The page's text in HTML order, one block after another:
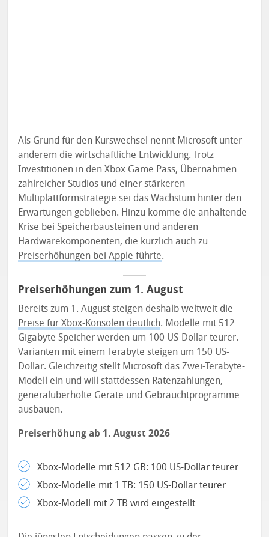
Als Grund für den Kurswechsel nennt Microsoft unter
anderem die wirtschaftliche Entwicklung. Trotz
Investitionen in den Xbox Game Pass, Übernahmen
zahlreicher Studios und einer stärkeren
Multiplattformstrategie sei das Wachstum hinter den
Erwartungen geblieben. Hinzu komme die anhaltende
Krise bei Speicherbausteinen und anderen
Hardwarekomponenten, die kürzlich auch zu
Preiserhöhungen bei Apple führte.
Preiserhöhungen zum 1. August
Bereits zum 1. August steigen deshalb weltweit die
Preise für Xbox-Konsolen deutlich. Modelle mit 512
Gigabyte Speicher werden um 100 US-Dollar teurer.
Varianten mit einem Terabyte steigen um 150 US-
Dollar. Gleichzeitig stellt Microsoft das Zwei-Terabyte-
Modell ein und will stattdessen Ratenzahlungen,
generalüberholte Geräte und Gebrauchtprogramme
ausbauen.
Preiserhöhung ab 1. August 2026
Xbox-Modelle mit 512 GB: 100 US-Dollar teurer
Xbox-Modelle mit 1 TB: 150 US-Dollar teurer
Xbox-Modell mit 2 TB wird eingestellt